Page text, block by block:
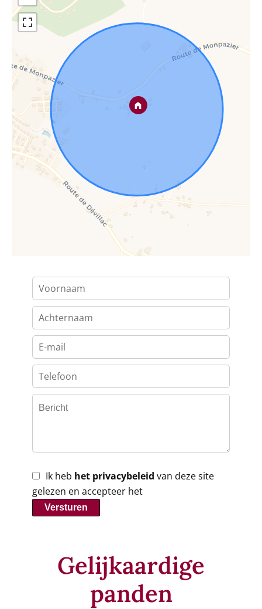
Ik heb het privacybeleid van deze site
gelezen en accepteer het
Versturen
Gelijkaardige
panden